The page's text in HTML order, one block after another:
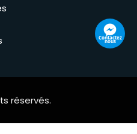
réservés.
Contactez
nous